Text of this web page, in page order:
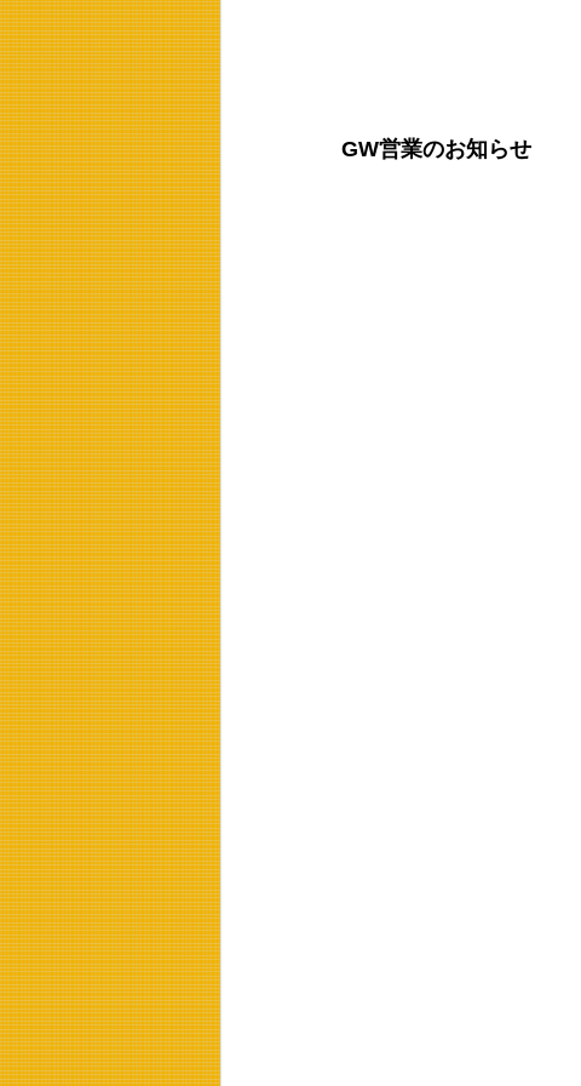
GW営業のお知らせ